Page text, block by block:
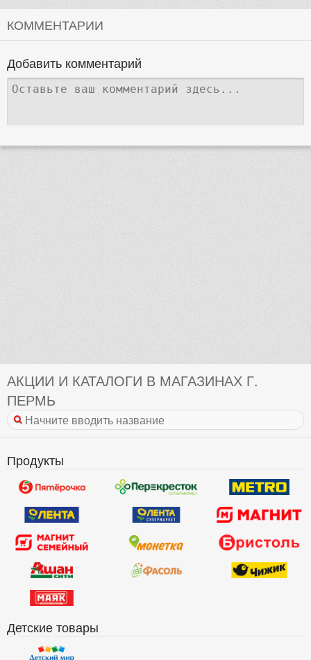
КОММЕНТАРИИ
Добавить комментарий
АКЦИИ И КАТАЛОГИ В МАГАЗИНАХ Г.
ПЕРМЬ
Продукты
Детские товары